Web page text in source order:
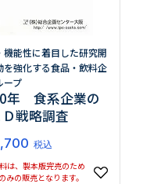
機能性に着目した研究開
を強化する食品・飲料企
ープ
年 食系企業の
Ｄ戦略調査
税込
は、製本版完売のため
みの販売となります。